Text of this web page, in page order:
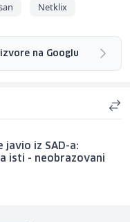
Netklix
na Googlu
javio iz SAD-a:
isti - neobrazovani